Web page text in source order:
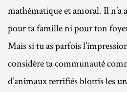
mathématique et amoral. Il n’a
pour ta famille ni pour ton
Mais si tu as parfois
considère ta communauté
d’animaux terrifiés blottis les